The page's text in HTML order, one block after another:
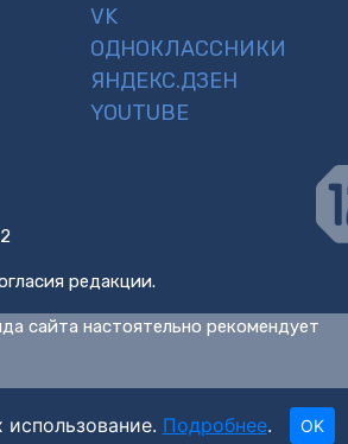
VK
ОДНОКЛАССНИКИ
ЯНДЕКС.ДЗЕН
YOUTUBE
редакции.
сайта настоятельно рекомендует
Подробнее. OK